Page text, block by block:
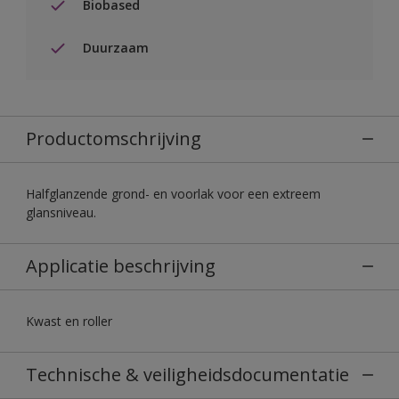
Biobased
Duurzaam
Productomschrijving
Halfglanzende grond- en voorlak voor een extreem
glansniveau.
Applicatie beschrijving
Kwast en roller
Technische & veiligheidsdocumentatie